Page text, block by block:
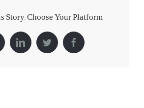
Story, Choose Your Platform!
Facebook
Twitter